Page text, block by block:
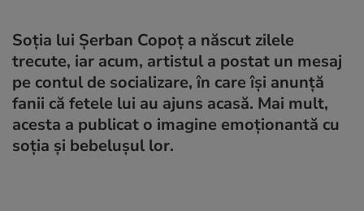
Soția lui Șerban Copoț a născut zilele
trecute, iar acum, artistul a postat un mesaj
pe contul de socializare, în care își anunță
fanii că fetele lui au ajuns acasă. Mai mult,
acesta a publicat o imagine emoționantă cu
soția și bebelușul lor.